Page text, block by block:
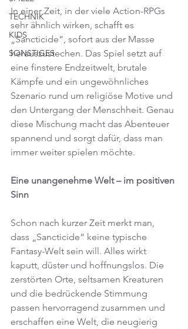
TECHNIK
KIDS
SONSTIGES
In einer Zeit, in der viele Action-RPGs
sehr ähnlich wirken, schafft es
„Sancticide“, sofort aus der Masse
herauszustechen. Das Spiel setzt auf
eine finstere Endzeitwelt, brutale
Kämpfe und ein ungewöhnliches
Szenario rund um religiöse Motive und
den Untergang der Menschheit. Genau
diese Mischung macht das Abenteuer
spannend und sorgt dafür, dass man
immer weiter spielen möchte.
Eine unangenehme Welt – im positiven
Sinn
Schon nach kurzer Zeit merkt man,
dass „Sancticide“ keine typische
Fantasy-Welt sein will. Alles wirkt
kaputt, düster und hoffnungslos. Die
zerstörten Orte, seltsamen Kreaturen
und die bedrückende Stimmung
passen hervorragend zusammen und
erschaffen eine Welt, die neugierig